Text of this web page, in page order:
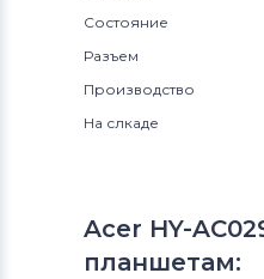
Состояние
Разъем
Производство
На слкаде
Acer HY-
планшетам: